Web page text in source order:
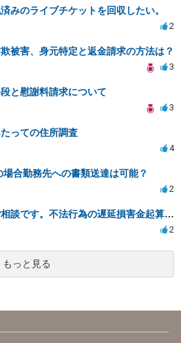
みのライブチケットを回収したい。
2
被害、身元特定と返金請求の方法は？
3
と慰謝料請求について
3
っての住所調査
4
合勤務先への書類送達は可能？
2
弁護過誤についてご相談です。不法行為の遅延損害金起算日について。
2
もっと見る